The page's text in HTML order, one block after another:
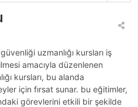
uzmanlığı kursları i̇ş
amacıyla düzenlenen
kursları, bu alanda
için fırsat sunar. bu eğitimler,
görevlerini etkili bir şekilde